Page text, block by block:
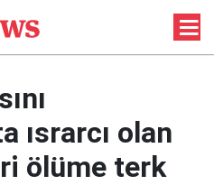
ısrarcı olan
ölüme terk